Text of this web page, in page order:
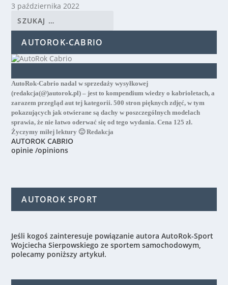
3 października 2022
AUTOROK-CABRIO
AutoRok-Cabrio nadal w sprzedaży wysyłkowej
(redakcja(@)autorok.pl) – jest to kompendium wiedzy o kabrioletach, a
zarazem przegląd aut tej kategorii. 500 stron pięknych zdjęć, w tym
pokazujących jak otwierane są dachy w poszczególnych modelach
sprawia, że nie łatwo oderwać się od tego wydania. Cena 125 zł.
Życzymy miłej lektury 🙂 Redakcja
AUTOROK CABRIO
opinie /opinions
AUTOROK SPORT
Jeśli kogoś zainteresuje powiązanie autora AutoRok-Sport
Wojciecha Sierpowskiego ze sportem samochodowym,
polecamy poniższy artykuł.